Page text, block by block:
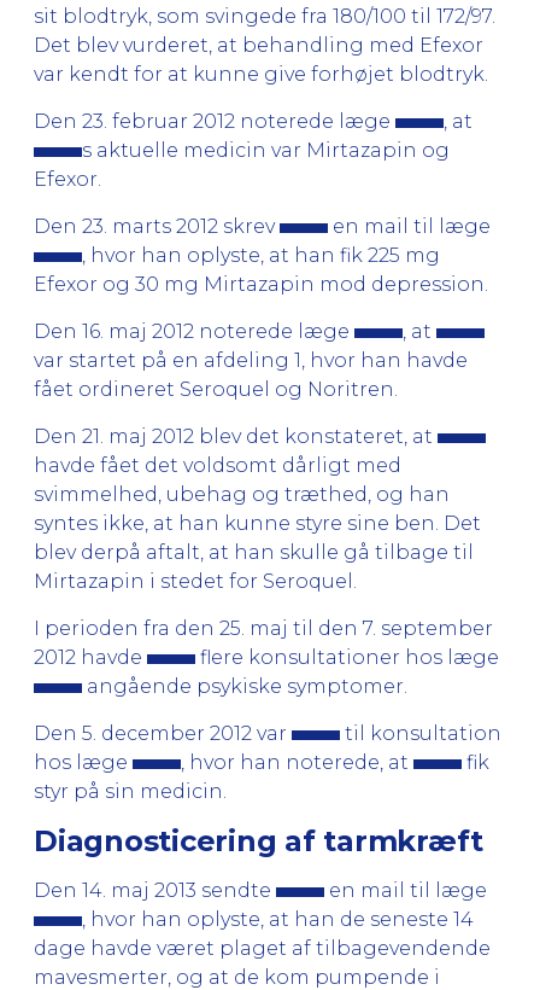
sit blodtryk, som svingede fra 180/100 til 172/97.
Det blev vurderet, at behandling med Efexor
var kendt for at kunne give forhøjet blodtryk.
Den 23. februar 2012 noterede læge
, at
s aktuelle medicin var Mirtazapin og
Efexor.
Den 23. marts 2012 skrev
en mail til læge
, hvor han oplyste, at han fik 225 mg
Efexor og 30 mg Mirtazapin mod depression.
Den 16. maj 2012 noterede læge
, at
var startet på en afdeling 1, hvor han havde
fået ordineret Seroquel og Noritren.
Den 21. maj 2012 blev det konstateret, at
havde fået det voldsomt dårligt med
svimmelhed, ubehag og træthed, og han
syntes ikke, at han kunne styre sine ben. Det
blev derpå aftalt, at han skulle gå tilbage til
Mirtazapin i stedet for Seroquel.
I perioden fra den 25. maj til den 7. september
2012 havde
flere konsultationer hos læge
angående psykiske symptomer.
Den 5. december 2012 var
til konsultation
hos læge
, hvor han noterede, at
fik
styr på sin medicin.
Diagnosticering af tarmkræft
Den 14. maj 2013 sendte
en mail til læge
, hvor han oplyste, at han de seneste 14
dage havde været plaget af tilbagevendende
mavesmerter, og at de kom pumpende i